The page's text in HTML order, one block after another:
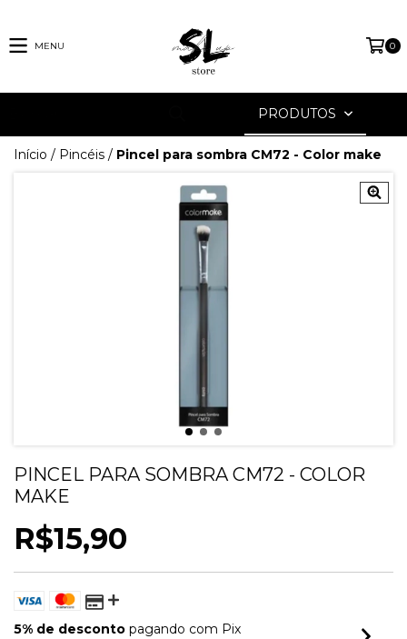
MENU 0
PRODUTOS
Início / Pincéis / Pincel para sombra CM72 - Color make
PINCEL PARA SOMBRA CM72 - COLOR
MAKE
R$15,90
5% de desconto pagando com Pix